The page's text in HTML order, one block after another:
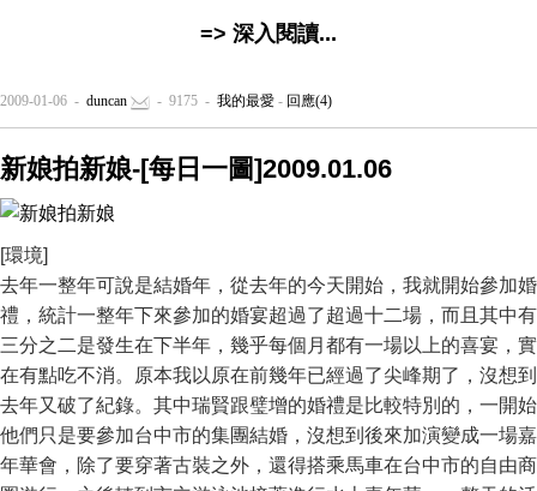
=> 深入閱讀...
2009-01-06 - duncan - 9175 - 我的最愛 - 回應(4)
新娘拍新娘-[每日一圖]2009.01.06
[環境]
去年一整年可說是結婚年，從去年的今天開始，我就開始參加婚
禮，統計一整年下來參加的婚宴超過了超過十二場，而且其中有
三分之二是發生在下半年，幾乎每個月都有一場以上的喜宴，實
在有點吃不消。原本我以原在前幾年已經過了尖峰期了，沒想到
去年又破了紀錄。其中瑞賢跟璧增的婚禮是比較特別的，一開始
他們只是要參加台中市的集團結婚，沒想到後來加演變成一場嘉
年華會，除了要穿著古裝之外，還得搭乘馬車在台中市的自由商